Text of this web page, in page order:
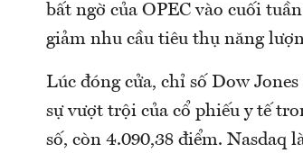
bất ngờ của OPEC vào cuối
giảm nhu cầu tiêu thụ năng
Lúc đóng cửa, chỉ số Dow
sự vượt trội của cổ phiếu y tế
số, còn 4.090,38 điểm. Nasdaq